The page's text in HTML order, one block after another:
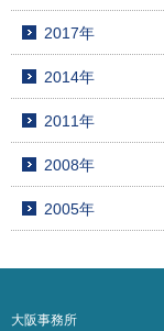
2017年
2014年
2011年
2008年
2005年
大阪事務所